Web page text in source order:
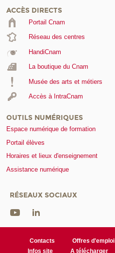
ACCÈS DIRECTS
Portail Cnam
Réseau des centres
HandiCnam
La boutique du Cnam
Musée des arts et métiers
Accès à IntraCnam
OUTILS NUMÉRIQUES
Espace numérique de formation
Portail élèves
Horaires et lieux d'enseignement
Assistance numérique
RÉSEAUX SOCIAUX
Contacts Offres d'emploi
Infos site
A télécharger